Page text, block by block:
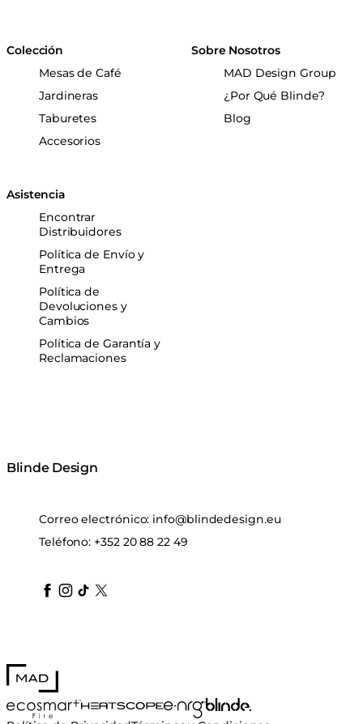
Colección
Mesas de Café
Jardineras
Taburetes
Accesorios
Sobre Nosotros
MAD Design Group
¿Por Qué Blinde?
Blog
Asistencia
Encontrar
Distribuidores
Política de Envío y
Entrega
Política de
Devoluciones y
Cambios
Política de Garantía y
Reclamaciones
Blinde Design
Correo electrónico: info@blindedesign.eu
Teléfono: +352 20 88 22 49
blindedesign
blindedesign
blindedesign
blinde-design
blindedesign
MAD Design
EcoSmart FireHEATSCOPE® Heaters
e-NRG Bioethanol
Blinde Design